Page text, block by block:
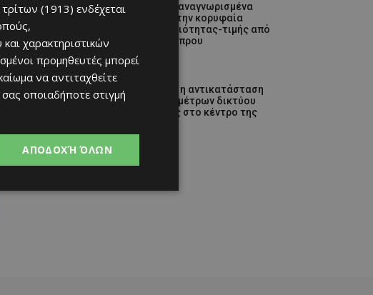
Διεθνώς αναγνωρισμένα
κρασιά στην κορυφαία
σχέση ποιότητας-τιμής από
τη Lidl Κύπρου
06/08/2026
Ξεκίνησε η αντικατάσταση
100 χιλιομέτρων δικτύου
ύδρευσης στο κέντρο της
06/08/2026
(1913) ενδέχεται
χαρακτηριστικών
προμηθευτές μπορεί
να αντιταχθείτε
οποιαδήποτε στιγμή
ΑΠΟΔΟΧΉ ΌΛΩΝ